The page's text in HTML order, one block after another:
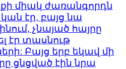
միակ ժառանգորդն
էր, բայց նա
չնայած հայրը
էր տասնութ
Բայց երբ եկավ մի
ցնցված էին նրա